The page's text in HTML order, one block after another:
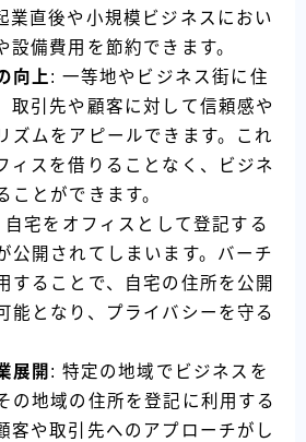
業直後や小規模ビジネスにおい
設備費用を節約できます。
向上 : 一等地やビジネス街に住
取引先や顧客に対して信頼感や
ズムをアピールできます。これ
ィスを借りることなく、ビジネ
ことができます。
自宅をオフィスとして登記する
公開されてしまいます。バーチ
することで、自宅の住所を公開
能となり、プライバシーを守る
展開 : 特定の地域でビジネスを
の地域の住所を登記に利用する
客や取引先へのアプローチがし